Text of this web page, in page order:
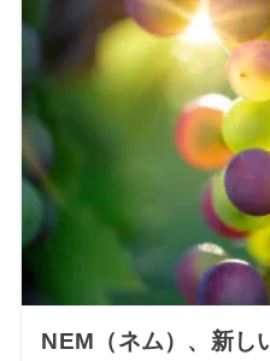
NEM（ネム）、新し